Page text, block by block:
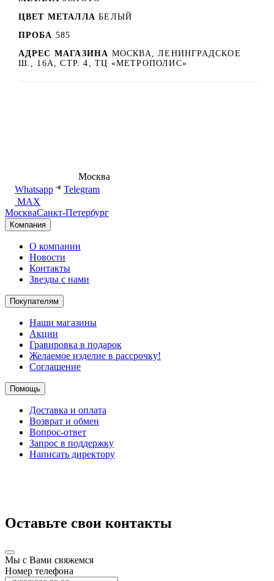
ЦВЕТ МЕТАЛЛА БЕЛЫЙ
ПРОБА 585
АДРЕС МАГАЗИНА МОСКВА, ЛЕНИНГРАДСКОЕ
Ш., 16А, СТР. 4, ТЦ «МЕТРОПОЛИС»
Москва
Whatsapp
Telegram
MAX
МоскваСанкт-Петербург
Компания
О компании
Новости
Контакты
Звезды с нами
Покупателям
Наши магазины
Акции
Гравировка в подарок
Желаемое изделие в рассрочку!
Соглашение
Помощь
Доставка и оплата
Возврат и обмен
Вопрос-ответ
Запрос в поддержку
Написать директору
Оставьте свои контакты
Мы с Вами свяжемся
Номер телефона